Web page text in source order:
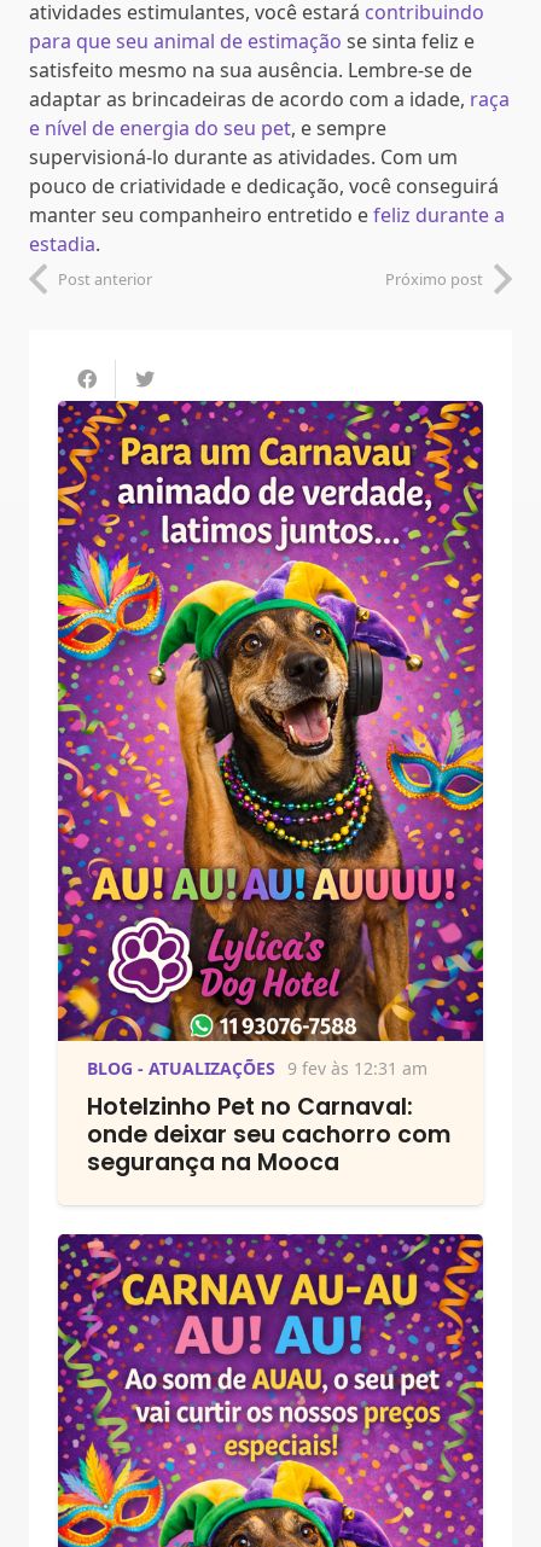
atividades estimulantes, você estará contribuindo
para que seu animal de estimação se sinta feliz e
satisfeito mesmo na sua ausência. Lembre-se de
adaptar as brincadeiras de acordo com a idade, raça
e nível de energia do seu pet, e sempre
supervisioná-lo durante as atividades. Com um
pouco de criatividade e dedicação, você conseguirá
manter seu companheiro entretido efeliz durante a
estadia.
Post anterior Próximo post
BLOG - ATUALIZAÇÕES 9 fev às 12:31 am
Hotelzinho Pet no Carnaval:
onde deixar seu cachorro com
segurança na Mooca